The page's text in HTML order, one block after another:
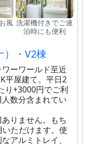
風 洗濯機付きでご連
泊時にも便利
）・V2棟
ーワールド至近
平屋建て。平日2
り+3000円でご利
数分含まれてい
りません。もち
ただけます。使
アルミトレイ、